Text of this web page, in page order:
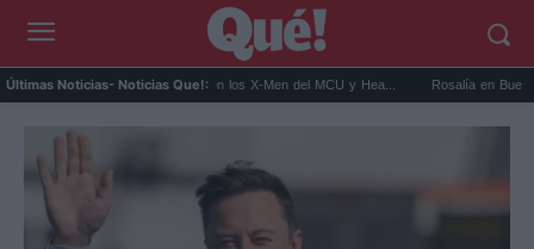
Últimas Noticias- Noticias Que!:
Kit Connor será Cíclope en los X-Men del MCU y Hea... Rosalía en Buenos